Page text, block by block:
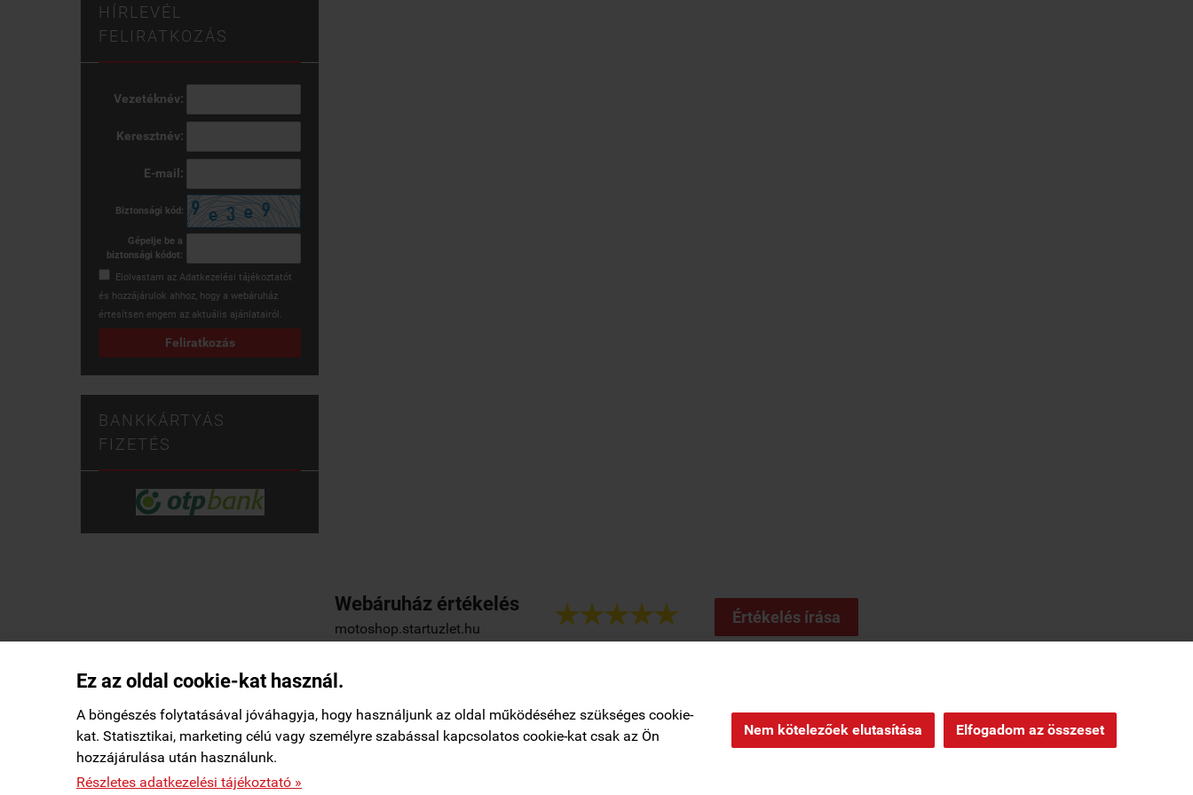
Ez az oldal cookie-kat használ.
A böngészés folytatásával jóváhagyja, hogy használjunk az oldal működéséhez szükséges cookie-
kat. Statisztikai, marketing célú vagy személyre szabással kapcsolatos cookie-kat csak az Ön
hozzájárulása után használunk.
Részletes adatkezelési tájékoztató »
Nem kötelezőek elutasítása Elfogadom az összeset
HÍRLEVÉL
FELIRATKOZÁS
Vezetéknév:
Keresztnév:
E-mail:
Biztonsági kód:
Gépelje be a
biztonsági kódot:
Elolvastam az Adatkezelési tájékoztatót
és hozzájárulok ahhoz, hogy a webáruház
értesítsen engem az aktuális ajánlatairól.
Feliratkozás
BANKKÁRTYÁS
FIZETÉS
Webáruház értékelés
motoshop.startuzlet.hu
 Értékelés írása
Elállás a szerződéstől|Barion|Kezdőlap|Regisztráció|Rendelési feltételek|Elérhetőségek|Kosár tartalma, megrendelés|Oldaltérkép|
motoshop.startuzlet.hu - SB Motoralkatrész Kft.
csaba budapest településről
Vásárolt a webáruházban
8 perccel ezelőtt StartÜzlet által hitelesítve